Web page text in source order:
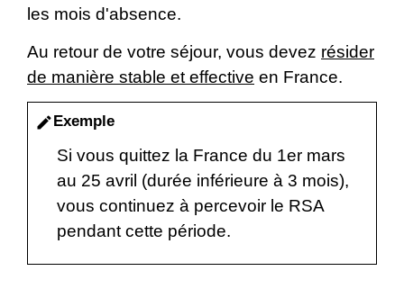
les mois d'absence.
Au retour de votre séjour, vous devez résider
de manière stable et effective en France.
edit Exemple
Si vous quittez la France du 1er mars
au 25 avril (durée inférieure à 3 mois),
vous continuez à percevoir le RSA
pendant cette période.